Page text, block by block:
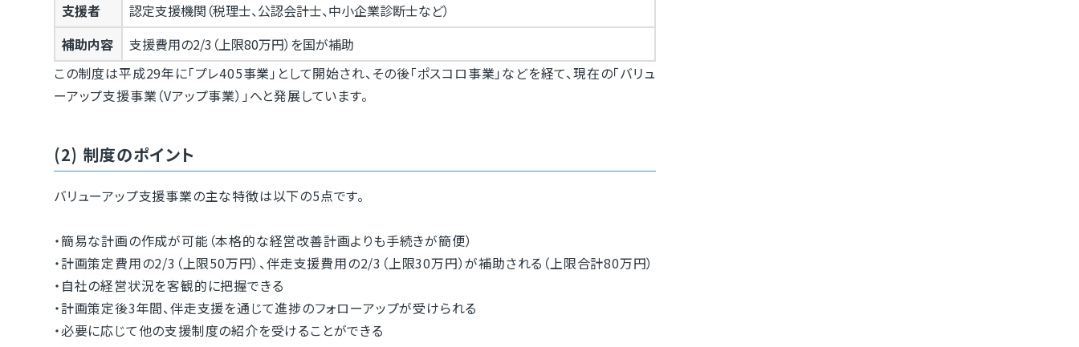
支援者
認定支援機関（税理士、公認会計士、中小企業診断士など）
補助内容
支援費用の2/3（上限80万円）を国が補助
この制度は平成29年に「プレ405事業」として開始され、その後「ポスコロ事業」などを経て、現在の「バリュ
ーアップ支援事業（Vアップ事業）」へと発展しています。
(2) 制度のポイント
バリューアップ支援事業の主な特徴は以下の5点です。
・簡易な計画の作成が可能（本格的な経営改善計画よりも手続きが簡便）
・計画策定費用の2/3（上限50万円）、伴走支援費用の2/3（上限30万円）が補助される（上限合計80万円）
・自社の経営状況を客観的に把握できる
・計画策定後3年間、伴走支援を通じて進捗のフォローアップが受けられる
・必要に応じて他の支援制度の紹介を受けることができる